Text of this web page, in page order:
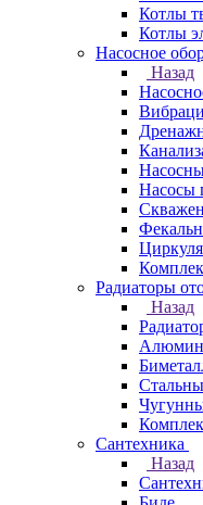
Котлы
Котлы
Насосное
Назад
Насосы
Радиаторы
Назад
Сантехника
Назад